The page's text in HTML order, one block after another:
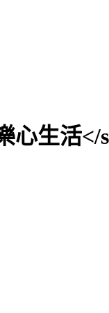
心生活</